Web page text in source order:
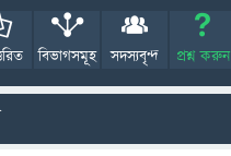
বিভাগসমূহ সদস্যবৃন্দ প্রশ্ন করুন